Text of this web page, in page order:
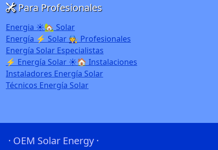
Para Profesionales
Energia ☀️🏡 Solar
Energía ⚡ Solar 🧑‍🔧 Profesionales
Energía Solar Especialistas
⚡ Energía Solar ☀️🏠 Instalaciones
Instaladores Energía Solar
Técnicos Energía Solar
· OEM Solar Energy ·